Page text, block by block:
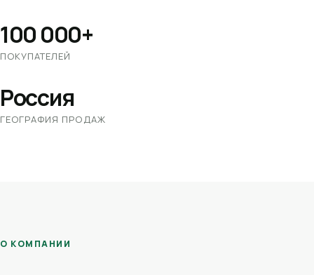
100 000+
ПОКУПАТЕЛЕЙ
Россия
ГЕОГРАФИЯ ПРОДАЖ
О КОМПАНИИ